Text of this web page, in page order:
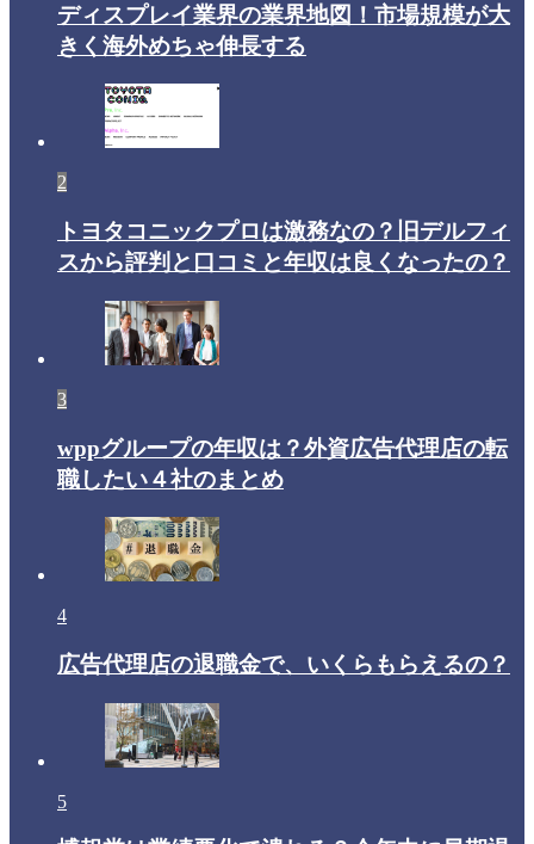
ディスプレイ業界の業界地図！市場規模が大
きく海外めちゃ伸長する
2
トヨタコニックプロは激務なの？旧デルフィ
スから評判と口コミと年収は良くなったの？
3
wppグループの年収は？外資広告代理店の転
職したい４社のまとめ
4
広告代理店の退職金で、いくらもらえるの？
5